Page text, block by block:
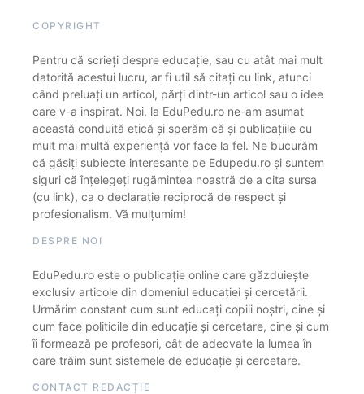
COPYRIGHT
Pentru că scrieți despre educație, sau cu atât mai mult
datorită acestui lucru, ar fi util să citați cu link, atunci
când preluați un articol, părți dintr-un articol sau o idee
care v-a inspirat. Noi, la EduPedu.ro ne-am asumat
această conduită etică și sperăm că și publicațiile cu
mult mai multă experiență vor face la fel. Ne bucurăm
că găsiți subiecte interesante pe Edupedu.ro și suntem
siguri că înțelegeți rugămintea noastră de a cita sursa
(cu link), ca o declarație reciprocă de respect și
profesionalism. Vă mulțumim!
DESPRE NOI
EduPedu.ro este o publicație online care găzduiește
exclusiv articole din domeniul educației și cercetării.
Urmărim constant cum sunt educați copiii noștri, cine și
cum face politicile din educație și cercetare, cine și cum
îi formează pe profesori, cât de adecvate la lumea în
care trăim sunt sistemele de educație și cercetare.
CONTACT REDACȚIE